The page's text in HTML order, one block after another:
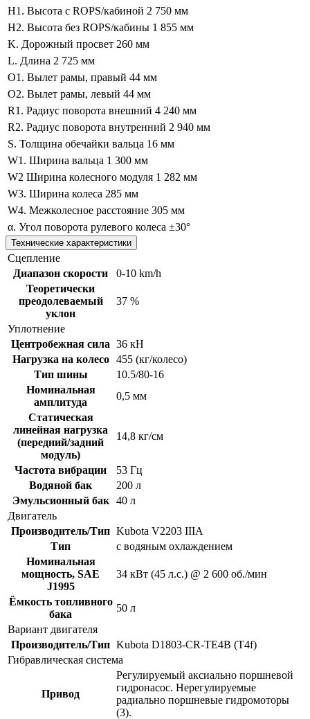
H1. Высота с ROPS/кабиной 2 750 мм
H2. Высота без ROPS/кабины 1 855 мм
K. Дорожный просвет 260 мм
L. Длина 2 725 мм
O1. Вылет рамы, правый 44 мм
O2. Вылет рамы, левый 44 мм
R1. Радиус поворота внешний 4 240 мм
R2. Радиус поворота внутренний 2 940 мм
S. Толщина обечайки вальца 16 мм
W1. Ширина вальца 1 300 мм
W2 Ширина колесного модуля 1 282 мм
W3. Ширина колеса 285 мм
W4. Межколесное расстояние 305 мм
α. Угол поворота рулевого колеса ±30°
Технические характеристики
Сцепление
Диапазон скорости
0-10 km/h
Теоретически
преодолеваемый
уклон
37 %
Уплотнение
Центробежная сила 36 кН
Нагрузка на колесо
455 (кг/колесо)
Тип шины
10.5/80-16
Номинальная
амплитуда
0,5 мм
Статическая
линейная нагрузка
(передний/задний
модуль)
14,8 кг/см
Частота вибрации
53 Гц
Водяной бак
200 л
Эмульсионный бак
40 л
Двигатель
Производитель/Тип Kubota V2203 IIIA
Тип
с водяным охлаждением
Номинальная
мощность, SAE
J1995
34 кВт (45 л.с.) @ 2 600 об./мин
Ёмкость топливного
бака
50 л
Вариант двигателя
Производитель/Тип Kubota D1803-CR-TE4B (T4f)
Гибравлическая система
Привод
Регулируемый аксиально поршневой
гидронасос. Нерегулируемые
радиально поршневые гидромоторы
(3).